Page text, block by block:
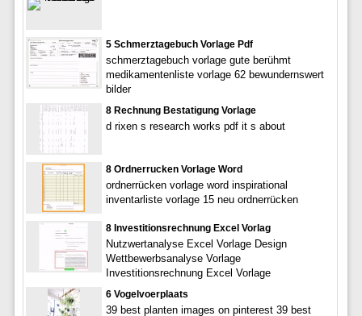
5 Schmerztagebuch Vorlage Pdf
schmerztagebuch vorlage gute berühmt
medikamentenliste vorlage 62 bewundernswert
bilder
8 Rechnung Bestatigung Vorlage
d rixen s research works pdf it s about
8 Ordnerrucken Vorlage Word
ordnerrücken vorlage word inspirational
inventarliste vorlage 15 neu ordnerrücken
8 Investitionsrechnung Excel Vorlag
Nutzwertanalyse Excel Vorlage Design
Wettbewerbsanalyse Vorlage
Investitionsrechnung Excel Vorlage
6 Vogelvoerplaats
39 best planten images on pinterest 39 best